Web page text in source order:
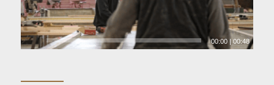
00:00 | 00:48